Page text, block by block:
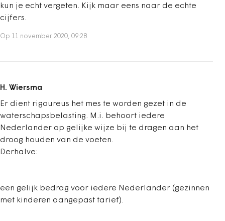
kun je echt vergeten. Kijk maar eens naar de echte
cijfers.
Op 11 november 2020, 09:28
H. Wiersma
Er dient rigoureus het mes te worden gezet in de
waterschapsbelasting. M.i. behoort iedere
Nederlander op gelijke wijze bij te dragen aan het
droog houden van de voeten.
Derhalve:
een gelijk bedrag voor iedere Nederlander (gezinnen
met kinderen aangepast tarief).